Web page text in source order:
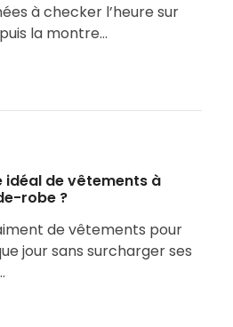
à checker l’heure sur
la montre…
idéal de vêtements à
robe ?
de vêtements pour
jour sans surcharger ses